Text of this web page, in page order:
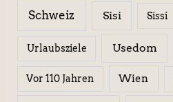
Schweiz Sisi Sissi
Urlaubsziele Usedom
Vor 110 Jahren Wien